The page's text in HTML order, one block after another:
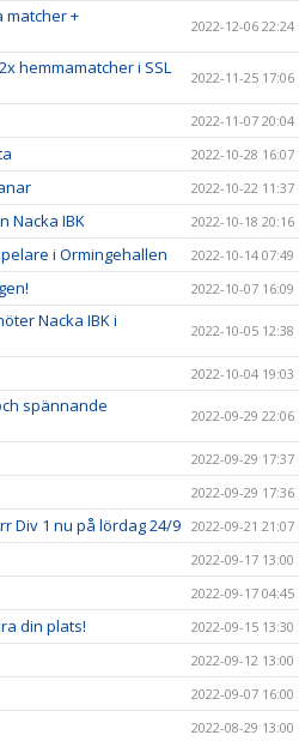
matcher +
2022-12-06 22:24
hemmamatcher i SSL
2022-11-25 17:06
2022-11-07 20:04
2022-10-28 16:07
2022-10-22 11:37
Nacka IBK 2022-10-18 20:16
i Ormingehallen 2022-10-14 07:49
2022-10-07 16:09
Nacka IBK i
2022-10-05 12:38
2022-10-04 19:03
spännande
2022-09-29 22:06
2022-09-29 17:37
2022-09-29 17:36
Div 1 nu på lördag 24/9 2022-09-21 21:07
2022-09-17 13:00
2022-09-17 04:45
din plats! 2022-09-15 13:30
2022-09-12 13:00
2022-09-07 16:00
2022-08-29 13:00